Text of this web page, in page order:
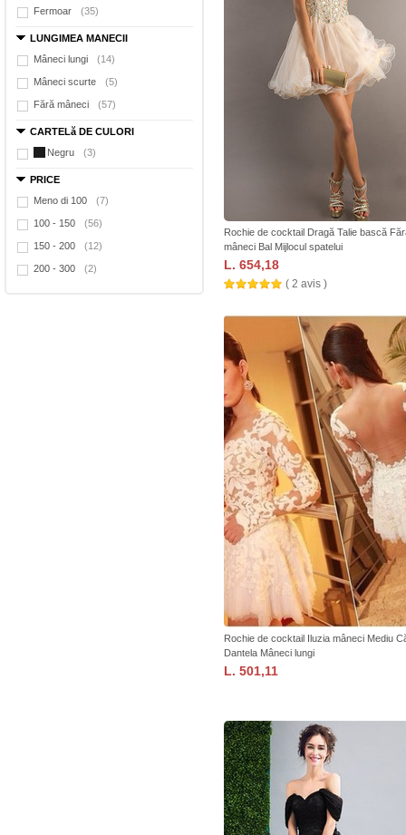
Fermoar (35)
LUNGIMEA MANECII
Mâneci lungi
(14)
Mâneci scurte (5)
Fără mâneci (57)
CARTELă DE CULORI
Negru
(3)
PRICE
Meno di 100
(7)
100 - 150 (56)
150 - 200 (12)
200 - 300 (2)
Rochie de cocktail Dragă Talie bască
mâneci Bal Mijlocul spatelui
L. 654,18
( 2 avis )
Rochie de cocktail Iluzia mâneci Mediu
Dantela Mâneci lungi
L. 501,11